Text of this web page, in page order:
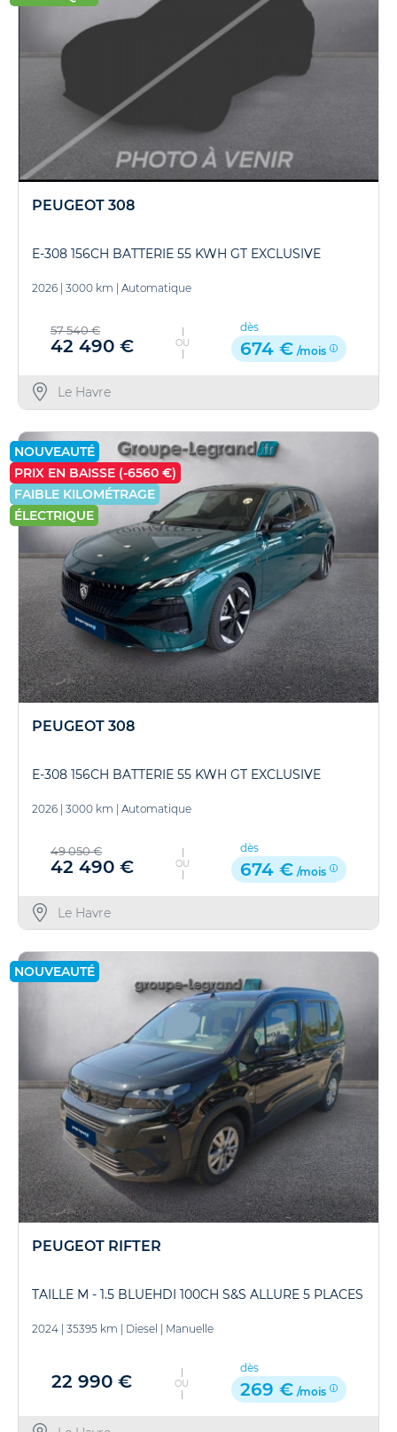
PEUGEOT 308
E-308 156CH BATTERIE 55 KWH GT EXCLUSIVE
2026 3000 km Automatique
57 540 €
42 490 € OU
dès
674 € /mois
Le Havre
NOUVEAUTÉ
PRIX EN BAISSE (-6560 €)
FAIBLE KILOMÉTRAGE
ÉLECTRIQUE
PEUGEOT 308
E-308 156CH BATTERIE 55 KWH GT EXCLUSIVE
2026 | 3000 km | Automatique
49 050 €
42 490 € OU
dès
674 € /mois
Le Havre
NOUVEAUTÉ
PEUGEOT RIFTER
TAILLE M - 1.5 BLUEHDI 100CH S&S ALLURE 5 PLACES
2024 35395 km Diesel Manuelle
22 990 € OU
dès
269 € /mois